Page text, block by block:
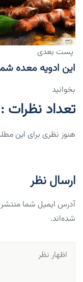
پست بعدی
این ادویه معده
بخوانید
تعداد نظرات : 0
هنوز نظری برای این
ارسال نظر
آدرس ایمیل شما
شده‌اند.